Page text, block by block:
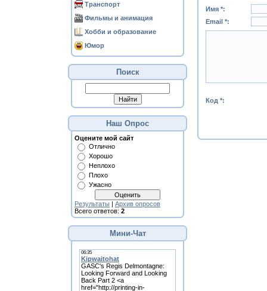
Транспорт
Фильмы и анимация
Хобби и образование
Юмор
Поиск
Наш Опрос
Оцените мой сайт
Отлично
Хорошо
Неплохо
Плохо
Ужасно
Результаты | Архив опросов
Всего ответов: 2
Мини-Чат
Имя *:
Email *:
Код *: